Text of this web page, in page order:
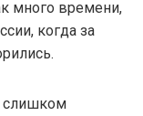
много времени,
когда за
слишком